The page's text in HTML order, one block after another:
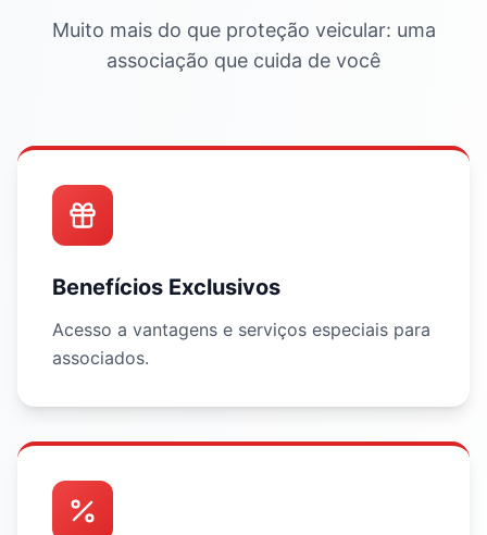
Muito mais do que proteção veicular: uma
associação que cuida de você
Benefícios Exclusivos
Acesso a vantagens e serviços especiais para
associados.